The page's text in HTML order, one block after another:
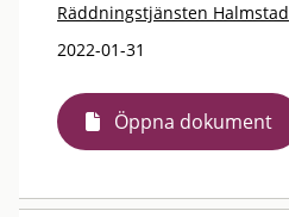
Räddningstjänsten Halmstad
2022-01-31
Öppna dokument